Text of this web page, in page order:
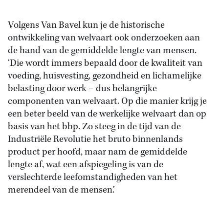
Volgens Van Bavel kun je de historische
ontwikkeling van welvaart ook onderzoeken aan
de hand van de gemiddelde lengte van mensen.
‘Die wordt immers bepaald door de kwaliteit van
voeding, huisvesting, gezondheid en lichamelijke
belasting door werk – dus belangrijke
componenten van welvaart. Op die manier krijg je
een beter beeld van de werkelijke welvaart dan op
basis van het bbp. Zo steeg in de tijd van de
Industriële Revolutie het bruto binnenlands
product per hoofd, maar nam de gemiddelde
lengte af, wat een afspiegeling is van de
verslechterde leefomstandigheden van het
merendeel van de mensen.’